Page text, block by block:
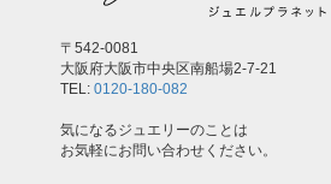
〒542-0081
大阪府大阪市中央区南船場2-7-21
TEL: 0120-180-082
気になるジュエリーのことは
お気軽にお問い合わせください。